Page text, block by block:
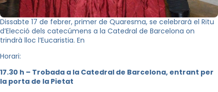
Dissabte 17 de febrer, primer de Quaresma, se celebrarà el Ritu
d’Elecció dels catecúmens a la Catedral de Barcelona on
trindrà lloc l’Eucaristia. En
Horari:
17.30 h – Trobada a la Catedral de Barcelona, entrant per
la porta de la Pietat